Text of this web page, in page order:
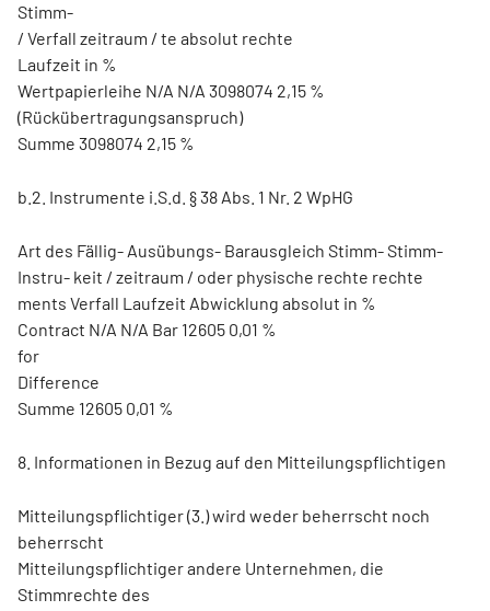
Stimm-
/ Verfall zeitraum / te absolut rechte
Laufzeit in %
Wertpapierleihe N/A N/A 3098074 2,15 %
(Rückübertragungsanspruch)
Summe 3098074 2,15 %
b.2. Instrumente i.S.d. § 38 Abs. 1 Nr. 2 WpHG
Art des Fällig- Ausübungs- Barausgleich Stimm- Stimm-
Instru- keit / zeitraum / oder physische rechte rechte
ments Verfall Laufzeit Abwicklung absolut in %
Contract N/A N/A Bar 12605 0,01 %
for
Difference
Summe 12605 0,01 %
8. Informationen in Bezug auf den Mitteilungspflichtigen
Mitteilungspflichtiger (3.) wird weder beherrscht noch
beherrscht
Mitteilungspflichtiger andere Unternehmen, die
Stimmrechte des